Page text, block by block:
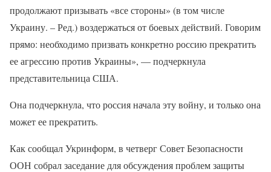
продолжают призывать «все стороны» (в том числе
Украину. – Ред.) воздержаться от боевых действий. Говорим
прямо: необходимо призвать конкретно россию прекратить
ее агрессию против Украины», — подчеркнула
представительница США.
Она подчеркнула, что россия начала эту войну, и только она
может ее прекратить.
Как сообщал Укринформ, в четверг Совет Безопасности
ООН собрал заседание для обсуждения проблем защиты